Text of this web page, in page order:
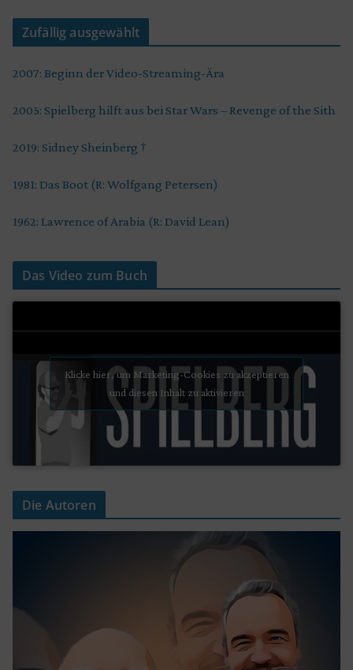
Zufällig ausgewählt
2007: Beginn der Video-Streaming-Ära
2005: Spielberg hilft aus bei Star Wars – Revenge of the Sith
2019: Sidney Sheinberg †
1981: Das Boot (R: Wolfgang Petersen)
1962: Lawrence of Arabia (R: David Lean)
Das Video zum Buch
Klicke hier, um Marketing-Cookies zu akzeptieren
und diesen Inhalt zu aktivieren
Die Autoren